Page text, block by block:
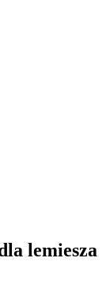
lemiesza